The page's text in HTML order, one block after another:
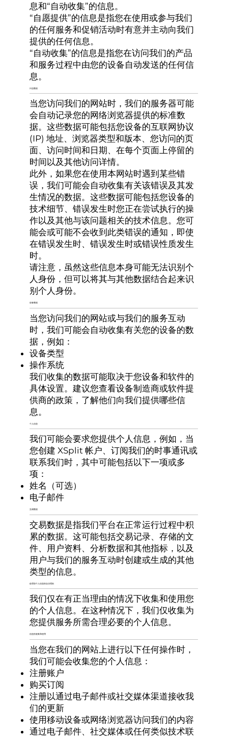
息和“自动收集”的信息。
“自愿提供”的信息是指您在使用或参与我们
的任何服务和促销活动时有意并主动向我们
提供的任何信息。
“自动收集”的信息是指您在访问我们的产品
和服务过程中由您的设备自动发送的任何信
息。
日志数据
当您访问我们的网站时，我们的服务器可能
会自动记录您的网络浏览器提供的标准数
据。这些数据可能包括您设备的互联网协议
(IP) 地址、浏览器类型和版本、您访问的页
面、访问时间和日期、在每个页面上停留的
时间以及其他访问详情。
此外，如果您在使用本网站时遇到某些错
误，我们可能会自动收集有关该错误及其发
生情况的数据。这些数据可能包括您设备的
技术细节、错误发生时您正在尝试执行的操
作以及其他与该问题相关的技术信息。您可
能会或可能不会收到此类错误的通知，即使
在错误发生时、错误发生时或错误性质发生
时。
请注意，虽然这些信息本身可能无法识别个
人身份，但可以将其与其他数据结合起来识
别个人身份。
设备数据
当您访问我们的网站或与我们的服务互动
时，我们可能会自动收集有关您的设备的数
据，例如：
设备类型
操作系统
我们收集的数据可能取决于您设备和软件的
具体设置。建议您查看设备制造商或软件提
供商的政策，了解他们向我们提供哪些信
息。
个人信息
我们可能会要求您提供个人信息，例如，当
您创建 XSplit 帐户、订阅我们的时事通讯或
联系我们时，其中可能包括以下一项或多
项：
姓名（可选）
电子邮件
交易数据
交易数据是指我们平台在正常运行过程中积
累的数据。这可能包括交易记录、存储的文
件、用户资料、分析数据和其他指标，以及
用户与我们的服务互动时创建或生成的其他
类型的信息。
处理您个人信息的合法理由
我们仅在有正当理由的情况下收集和使用您
的个人信息。在这种情况下，我们仅收集为
您提供服务所需合理必要的个人信息。
信息的收集和使用
当您在我们的网站上进行以下任何操作时，
我们可能会收集您的个人信息：
注册账户
购买订阅
注册以通过电子邮件或社交媒体渠道接收我
们的更新
使用移动设备或网络浏览器访问我们的内容
通过电子邮件、社交媒体或任何类似技术联